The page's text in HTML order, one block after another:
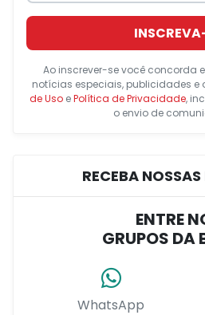
Ao inscrever-se você concorda
notícias especiais, publicidades e
de UsoePolítica de Privacidade,
o envio de
RECEBA
ENTRE
GRUPOS DA
WhatsApp